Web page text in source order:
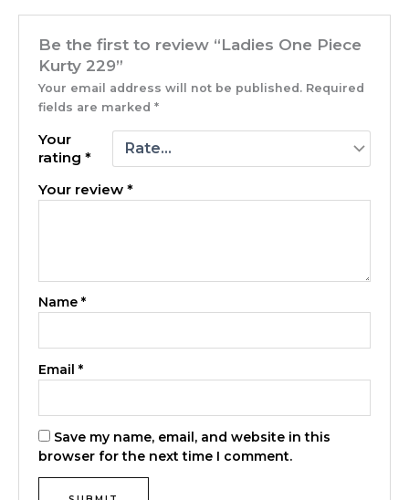
Be the first to review “Ladies One Piece
Kurty 229”
Your email address will not be published. Required
fields are marked*
Your
rating*
Your review*
Name*
Email*
Save my name, email, and website in this
browser for the next time I comment.